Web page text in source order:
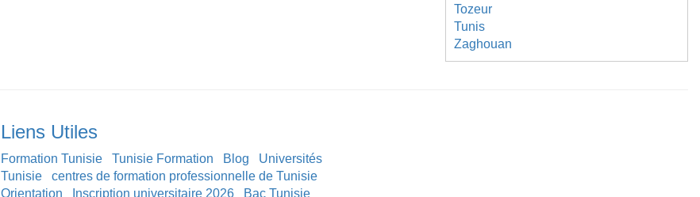
Tozeur
Tunis
Zaghouan
Liens Utiles
Formation Tunisie Tunisie Formation Blog
Universités
Tunisie
centres de formation professionnelle de Tunisie
Orientation
Inscription universitaire 2026 Bac Tunisie